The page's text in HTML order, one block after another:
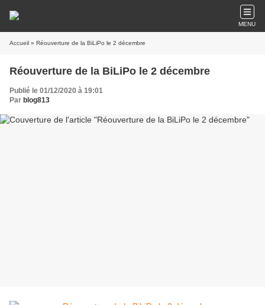
MENU
Accueil » Réouverture de la BiLiPo le 2 décembre
Réouverture de la BiLiPo le 2 décembre
Publié le 01/12/2020 à 19:01
Par blog813